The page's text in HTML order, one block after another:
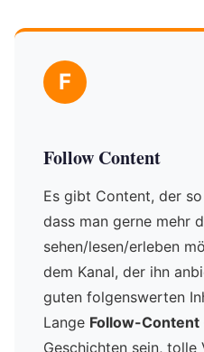
F
Follow Content
Es gibt Content, der
dass man gerne mehr
sehen/lesen/erleben
dem Kanal, der ihn
guten folgenswerten
Lange Follow-Content
Geschichten sein, tolle